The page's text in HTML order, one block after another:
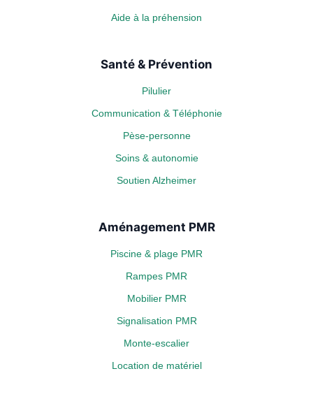
Aide à la préhension
Santé & Prévention
Pilulier
Communication & Téléphonie
Pèse-personne
Soins & autonomie
Soutien Alzheimer
Aménagement PMR
Piscine & plage PMR
Rampes PMR
Mobilier PMR
Signalisation PMR
Monte-escalier
Location de matériel